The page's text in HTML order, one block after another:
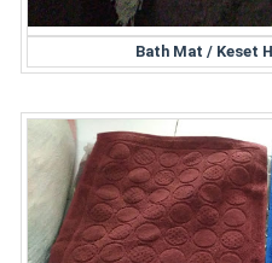
Bath Mat / Keset